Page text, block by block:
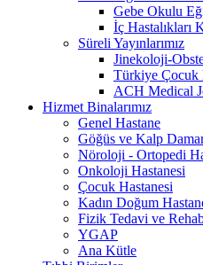
Gebe Okulu
İç Hastalıkları
Süreli Yayınlarımız
Jinekoloji-
Türkiye Çocuk
ACH Medical
Hizmet Binalarımız
Genel Hastane
Göğüs ve Kalp
Nöroloji - Ortopedi
Onkoloji Hastanesi
Çocuk Hastanesi
Kadın Doğum
Fizik Tedavi ve
YGAP
Ana Kütle